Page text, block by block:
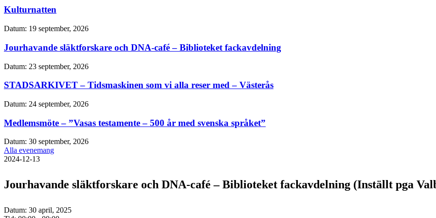
Kulturnatten
Datum: 19 september, 2026
Jourhavande släktforskare och DNA-café – Biblioteket fackavdelning
Datum: 23 september, 2026
STADSARKIVET – Tidsmaskinen som vi alla reser med – Västerås
Datum: 24 september, 2026
Medlemsmöte – ”Vasas testamente – 500 år med svenska språket”
Datum: 30 september, 2026
Alla evenemang
2024-12-13
Jourhavande släktforskare och DNA-café – Biblioteket fackavdelning (Inställt pga
Datum: 30 april, 2025